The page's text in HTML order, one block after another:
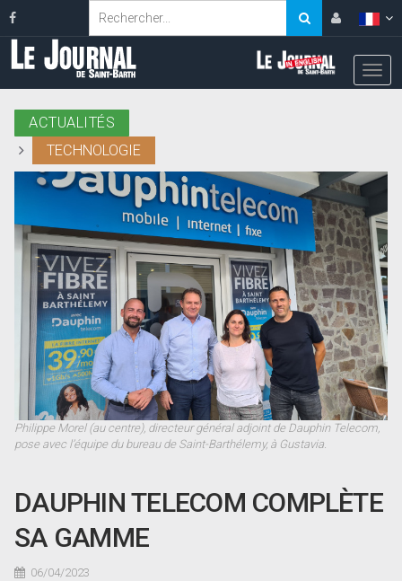
ACTUALITÉS
TECHNOLOGIE
Philippe Morel (au centre), directeur général adjoint de Dauphin Telecom,
pose avec l’équipe du bureau de Saint-Barthélemy, à Gustavia.
DAUPHIN TELECOM COMPLÈTE
SA GAMME
06/04/2023